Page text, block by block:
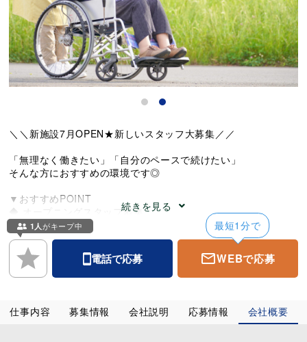
続きを見る
＼＼新施設7月OPEN★新しいスタッフ大募集／／
「無理なく働きたい」「自分のペースで続けたい」
そんな方におすすめの環境です◎
▼おすすめPOINT
◆ オープニングスタッフ募集
新しい環境で人間関係もイチからスタート
◆ 日勤・夜勤は希望制
ライフスタイルに合わせて働けます
◆ マイカー通勤OK（無料駐車場あり）
パーキングを探す手間ナシ！通勤もラクラク♪
1人がキープ中
電話で応募
最短1分で
WEBで応募
仕事内容 募集情報 会社説明 応募情報 会社概要